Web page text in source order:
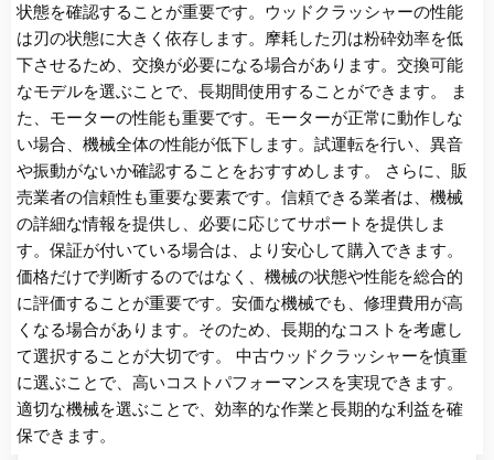
状態を確認することが重要です。ウッドクラッシャーの性能
は刃の状態に大きく依存します。摩耗した刃は粉砕効率を低
下させるため、交換が必要になる場合があります。交換可能
なモデルを選ぶことで、長期間使用することができます。 ま
た、モーターの性能も重要です。モーターが正常に動作しな
い場合、機械全体の性能が低下します。試運転を行い、異音
や振動がないか確認することをおすすめします。 さらに、販
売業者の信頼性も重要な要素です。信頼できる業者は、機械
の詳細な情報を提供し、必要に応じてサポートを提供しま
す。保証が付いている場合は、より安心して購入できます。
価格だけで判断するのではなく、機械の状態や性能を総合的
に評価することが重要です。安価な機械でも、修理費用が高
くなる場合があります。そのため、長期的なコストを考慮し
て選択することが大切です。 中古ウッドクラッシャーを慎重
に選ぶことで、高いコストパフォーマンスを実現できます。
適切な機械を選ぶことで、効率的な作業と長期的な利益を確
保できます。